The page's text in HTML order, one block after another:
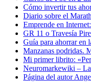
Cómo invertir tus
Diario sobre el
Emprende en
GR 11 o Travesía
Guía para ahorrar en
Manzanas podridas.
Mi primer librito:
Neuromarkewiki –
Página del autor